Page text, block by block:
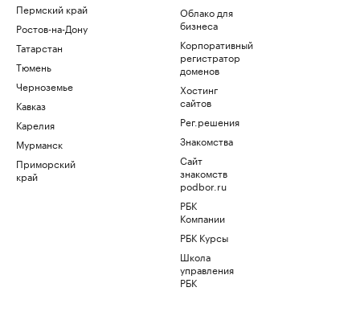
Пермский край
Ростов-на-Дону
Татарстан
Тюмень
Черноземье
Кавказ
Карелия
Мурманск
Приморский
край
Облако для
бизнеса
Корпоративный
регистратор
доменов
Хостинг
сайтов
Рег.решения
Знакомства
Сайт
знакомств
podbor.ru
РБК
Компании
РБК Курсы
Школа
управления
РБК